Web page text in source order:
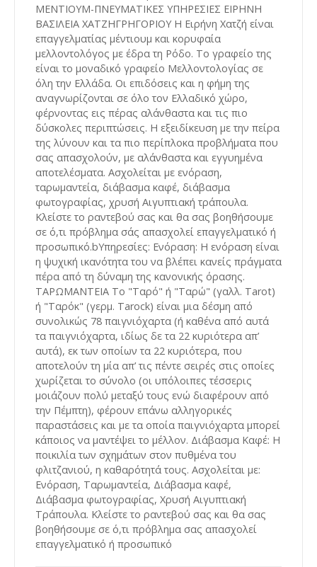
ΜΕΝΤΙΟΥΜ-ΠΝΕΥΜΑΤΙΚΕΣ ΥΠΗΡΕΣΙΕΣ ΕΙΡΗΝΗ
ΒΑΣΙΛΕΙΑ ΧΑΤΖΗΓΡΗΓΟΡΙΟΥ Η Ειρήνη Χατζή είναι
επαγγελματίας μέντιουμ και κορυφαία
μελλοντολόγος με έδρα τη Ρόδο. Το γραφείο της
είναι το μοναδικό γραφείο Μελλοντολογίας σε
όλη την Ελλάδα. Οι επιδόσεις και η φήμη της
αναγνωρίζονται σε όλο τον Ελλαδικό χώρο,
φέρνοντας εις πέρας αλάνθαστα και τις πιο
δύσκολες περιπτώσεις. Η εξειδίκευση με την πείρα
της λύνουν και τα πιο περίπλοκα προβλήματα που
σας απασχολούν, με αλάνθαστα και εγγυημένα
αποτελέσματα. Ασχολείται με ενόραση,
ταρωμαντεία, διάβασμα καφέ, διάβασμα
φωτογραφίας, χρυσή Αιγυπτιακή τράπουλα.
Κλείστε το ραντεβού σας και θα σας βοηθήσουμε
σε ό,τι πρόβλημα σάς απασχολεί επαγγελματικό ή
προσωπικό.bΥπηρεσίες: Ενόραση: Η ενόραση είναι
η ψυχική ικανότητα του να βλέπει κανείς πράγματα
πέρα από τη δύναμη της κανονικής όρασης.
ΤΑΡΩΜΑΝΤΕΙΑ Το "Ταρό" ή "Ταρώ" (γαλλ. Tarot)
ή "Ταρόκ" (γερμ. Tarock) είναι μια δέσμη από
συνολικώς 78 παιγνιόχαρτα (ή καθένα από αυτά
τα παιγνιόχαρτα, ιδίως δε τα 22 κυριότερα απ’
αυτά), εκ των οποίων τα 22 κυριότερα, που
αποτελούν τη μία απ’ τις πέντε σειρές στις οποίες
χωρίζεται το σύνολο (οι υπόλοιπες τέσσερις
μοιάζουν πολύ μεταξύ τους ενώ διαφέρουν από
την Πέμπτη), φέρουν επάνω αλληγορικές
παραστάσεις και με τα οποία παιγνιόχαρτα μπορεί
κάποιος να μαντέψει το μέλλον. Διάβασμα Καφέ: Η
ποικιλία των σχημάτων στον πυθμένα του
φλιτζανιού, η καθαρότητά τους. Ασχολείται με:
Ενόραση, Ταρωμαντεία, Διάβασμα καφέ,
Διάβασμα φωτογραφίας, Χρυσή Αιγυπτιακή
Τράπουλα. Κλείστε το ραντεβού σας και θα σας
βοηθήσουμε σε ό,τι πρόβλημα σας απασχολεί
επαγγελματικό ή προσωπικό